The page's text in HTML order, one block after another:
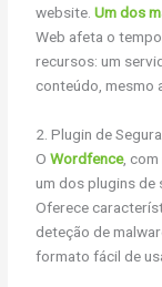
website. Um dos
Web afeta o
recursos: um
conteúdo, mesmo
2. Plugin de
OWordfence,
um dos plugins de
Oferece
deteção de
formato fácil de